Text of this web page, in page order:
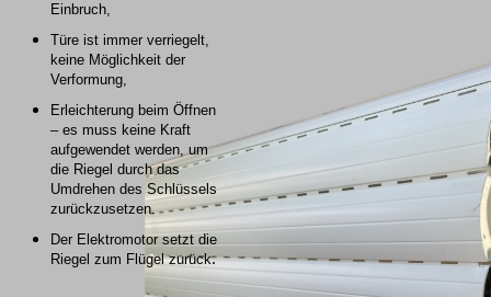
Einbruch,
Türe ist immer verriegelt,
keine Möglichkeit der
Verformung,
Erleichterung beim Öffnen
– es muss keine Kraft
aufgewendet werden, um
die Riegel durch das
Umdrehen des Schlüssels
zurückzusetzen.
Der Elektromotor setzt die
Riegel zum Flügel zurück.